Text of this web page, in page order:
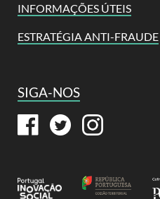
INFORMAÇÕES ÚTEIS
ESTRATÉGIA ANTI-FRAUDE
SIGA-NOS